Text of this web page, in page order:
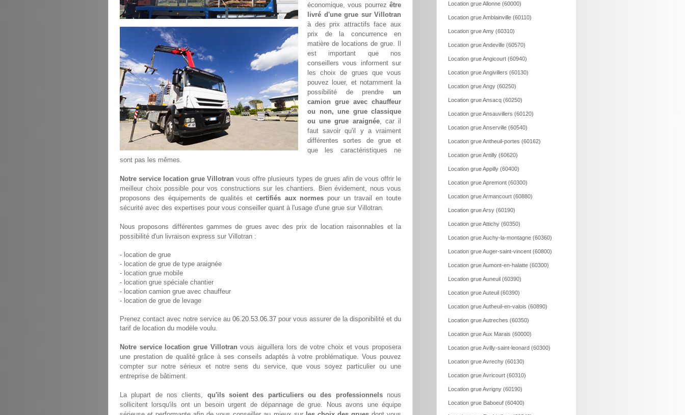
économique, vous pourrez être
livré d'une grue sur Villotran
à des prix attractifs face aux
prix de la concurrence en
matière de locations de grue. Il
est important que nos
conseillers vous informent sur
les choix de grues que vous
pouvez louer, et notamment la
possibilité de prendre un
camion grue avec chauffeur
ou non, une grue classique
ou une grue araignée, car il
faut savoir qu'il y a vraiment
différentes sortes de grue et
que les caractéristiques ne
sont pas les mêmes.
Notre service location grue Villotran vous offre plusieurs types de grues afin de vous offrir le
meilleur choix possible pour vos constructions sur les chantiers. Bien évidement, nous vous
proposons des équipements de qualités etcertifiés aux normespour un travail en toute
sécurité avec des expertises pour vous conseiller quant à l'usage d'une grue sur Villotran.
Nous proposons différentes gammes de grues avec des prix de location raisonnables et la
possibilité d'un livraison express sur Villotran :
- location de grue
- location de grue de type araignée
- location grue mobile
- location grue spéciale chantier
- location camion grue avec chauffeur
- location de grue de levage
Prenez contact avec notre service au 06.20.53.06.37 pour vous assurer de la disponibilité et du
tarif de location du modèle voulu.
Notre service location grue Villotran vous aiguillera lors de votre choix et vous proposera
une prestation de qualité grâce à ses conseils adaptés à votre problématique. Vous pouvez
compter sur notre sérieux et notre sens du service, que vous soyez particulier ou une
entreprise de bâtiment.
La plupart de nos clients, qu'ils soient des particuliers ou des professionnelsnous
sollicitent lorsqu'ils ont un besoin urgent de dépannage de grue. Nous avons une équipe
Location grue Allonne (60000)
Location grue Amblainville (60110)
Location grue Amy (60310)
Location grue Andeville (60570)
Location grue Angicourt (60940)
Location grue Angivillers (60130)
Location grue Angy (60250)
Location grue Ansacq (60250)
Location grue Ansauvillers (60120)
Location grue Anserville (60540)
Location grue Antheuil-portes (60162)
Location grue Antilly (60620)
Location grue Appilly (60400)
Location grue Apremont (60300)
Location grue Armancourt (60880)
Location grue Arsy (60190)
Location grue Attichy (60350)
Location grue Auchy-la-montagne (60360)
Location grue Auger-saint-vincent (60800)
Location grue Aumont-en-halatte (60300)
Location grue Auneuil (60390)
Location grue Auteuil (60390)
Location grue Autheuil-en-valois (60890)
Location grue Autreches (60350)
Location grue Aux Marais (60000)
Location grue Avilly-saint-leonard (60300)
Location grue Avrechy (60130)
Location grue Avricourt (60310)
Location grue Avrigny (60190)
Location grue Baboeuf (60400)